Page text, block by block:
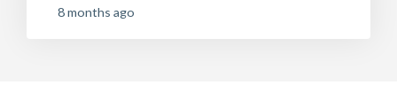
8 months ago